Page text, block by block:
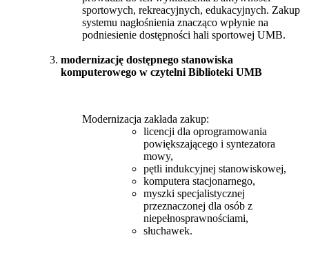
sportowych, rekreacyjnych, edukacyjnych. Zakup
systemu nagłośnienia znacząco wpłynie na
podniesienie dostępności hali sportowej UMB.
modernizację dostępnego stanowiska
komputerowego w czytelni Biblioteki UMB
Modernizacja zakłada zakup:
licencji dla oprogramowania
powiększającego i syntezatora
mowy,
pętli indukcyjnej stanowiskowej,
komputera stacjonarnego,
myszki specjalistycznej
przeznaczonej dla osób z
niepełnosprawnościami,
słuchawek.